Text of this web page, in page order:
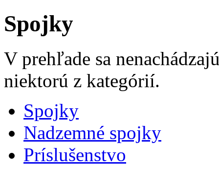
Spojky
V prehľade sa
niektorú z kategórií.
Spojky
Nadzemné spojky
Príslušenstvo